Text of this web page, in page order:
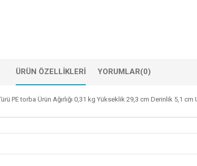
ÜRÜN ÖZELLIKLERI YORUMLAR(0)
PE torba Ürün Ağırlığı 0,31 kg Yükseklik 29,3 cm Derinlik 5,1